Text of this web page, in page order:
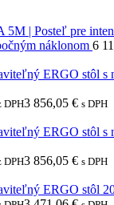
| Posteľ pre
náklonom 6
ERGO stôl s
DPH3 856,05 € s DPH
ERGO stôl s
DPH3 856,05 € s DPH
ERGO stôl